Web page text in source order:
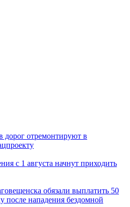
дорог отремонтируют в
с 1 августа начнут приходить
обязали выплатить 50
после нападения бездомной